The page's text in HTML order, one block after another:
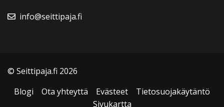
info@seittipaja.fi
© Seittipaja.fi 2026
Blogi
Ota yhteyttä Evästeet
Tietosuojakäytäntö
Sivukartta